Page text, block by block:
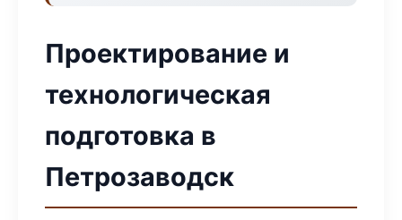
Проектирование и
технологическая
подготовка в
Петрозаводск